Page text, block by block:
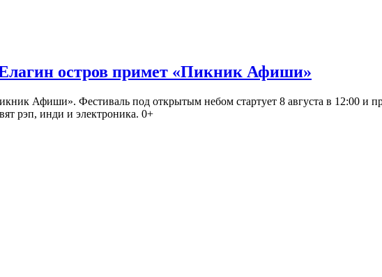
остров примет «Пикник Афиши»
Афиши». Фестиваль под открытым небом стартует 8 августа в 12:00 и
рэп, инди и электроника. 0+